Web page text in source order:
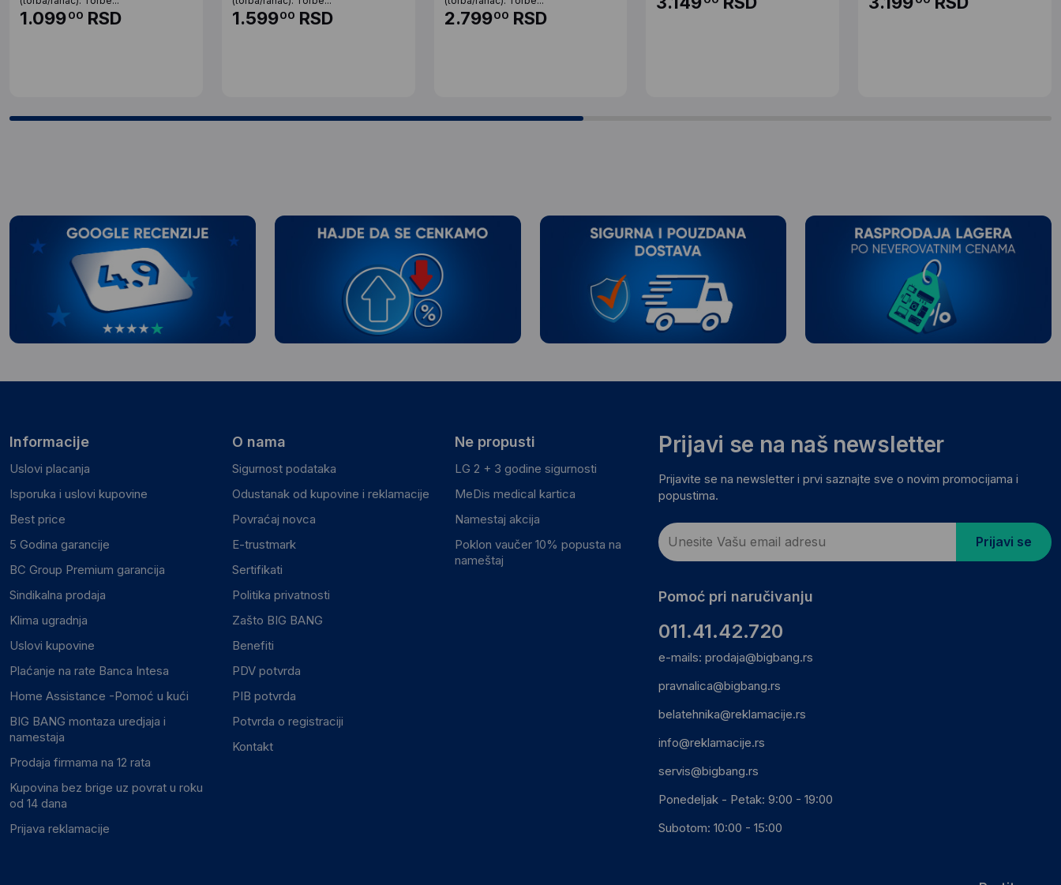
1.09900 RSD 1.59900 RSD 2.79900 RSD
Informacije
Uslovi placanja
Isporuka i uslovi kupovine
Best price
5 Godina garancije
BC Group Premium garancija
Sindikalna prodaja
Klima ugradnja
Uslovi kupovine
Plaćanje na rate Banca Intesa
Home Assistance -Pomoć u kući
BIG BANG montaza uredjaja i
namestaja
Prodaja firmama na 12 rata
Kupovina bez brige uz povrat u roku
od 14 dana
Prijava reklamacije
O nama
Sigurnost podataka
Odustanak od kupovine i reklamacije
Povraćaj novca
E-trustmark
Sertifikati
Politika privatnosti
Zašto BIG BANG
Benefiti
PDV potvrda
PIB potvrda
Potvrda o registraciji
Kontakt
Ne propusti
LG 2 + 3 godine sigurnosti
MeDis medical kartica
Namestaj akcija
Poklon vaučer 10% popusta na
nameštaj
Prijavi se na naš newsletter
Prijavite se na newsletter i prvi saznajte sve o novim promocijama i
popustima.
Prijavi se
Pomoć pri naručivanju
011.41.42.720
e-mails: prodaja@bigbang.rs
pravnalica@bigbang.rs
belatehnika@reklamacije.rs
info@reklamacije.rs
servis@bigbang.rs
Ponedeljak - Petak: 9:00 - 19:00
Subotom: 10:00 - 15:00